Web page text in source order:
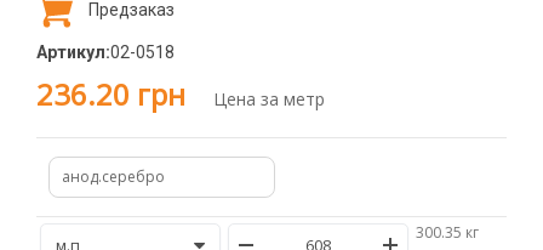
Предзаказ
Артикул:02-0518
236.20 грн Цена за метр
анод.серебро
300.35 кг